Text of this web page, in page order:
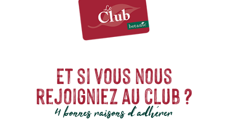
Et si vous nous
rejoigniez au club ?
4 bonnes raisons d'adhérer